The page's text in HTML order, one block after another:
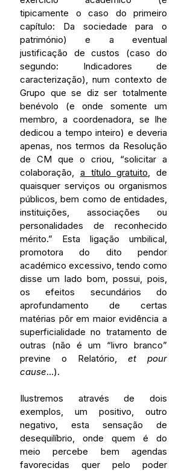
tipicamente o caso do primeiro
capítulo: Da sociedade para o
património) e a eventual
justificação de custos (caso do
segundo: Indicadores de
caracterização), num contexto de
Grupo que se diz ser totalmente
benévolo (e onde somente um
membro, a coordenadora, se lhe
dedicou a tempo inteiro) e deveria
apenas, nos termos da Resolução
de CM que o criou, “solicitar a
colaboração, a título gratuito , de
quaisquer serviços ou organismos
públicos, bem como de entidades,
instituições, associações ou
personalidades de reconhecido
mérito.” Esta ligação umbilical,
promotora do dito pendor
académico excessivo, tendo como
disse um lado bom, possui, pois,
os efeitos secundários do
aprofundamento de certas
matérias pôr em maior evidência a
superficialidade no tratamento de
outras (não é um “livro branco”
previne o Relatório, et pour
cause…).
Ilustremos através de dois
exemplos, um positivo, outro
negativo, esta sensação de
desequilíbrio, onde quem é do
meio percebe bem agendas
favorecidas quer pelo poder